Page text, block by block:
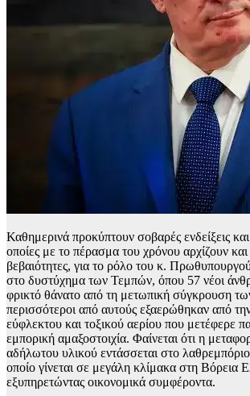
Καθημερινά προκύπτουν σοβαρές ενδείξεις
οποίες με το πέρασμα του χρόνου αρχίζουν και
βεβαιότητες, για το ρόλο του κ.
στο δυστύχημα των Τεμπών, όπου 57 νέοι
φρικτό θάνατο από τη μετωπική σύγκρουση
περισσότεροι από αυτούς εξαερώθηκαν από
εύφλεκτου και τοξικού αερίου που μετέφερε
εμπορική αμαξοστοιχία. Φαίνεται ότι η
αδήλωτου υλικού εντάσσεται στο
οποίο γίνεται σε μεγάλη κλίμακα στη Βόρεια
εξυπηρετώντας οικονομικά συμφέροντα.